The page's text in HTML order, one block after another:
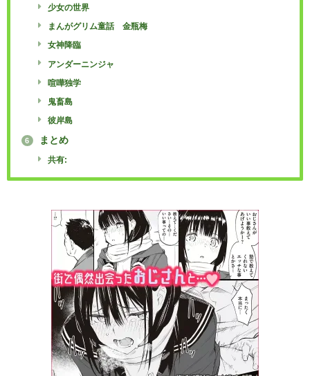
少女の世界
まんがグリム童話 金瓶梅
女神降臨
アンダーニンジャ
喧嘩独学
鬼畜島
彼岸島
6 まとめ
共有: